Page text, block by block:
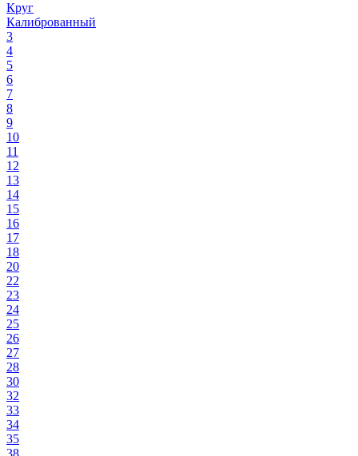
Круг
Калиброванный
3
4
5
6
7
8
9
10
11
12
13
14
15
16
17
18
20
22
23
24
25
26
27
28
30
32
33
34
35
38